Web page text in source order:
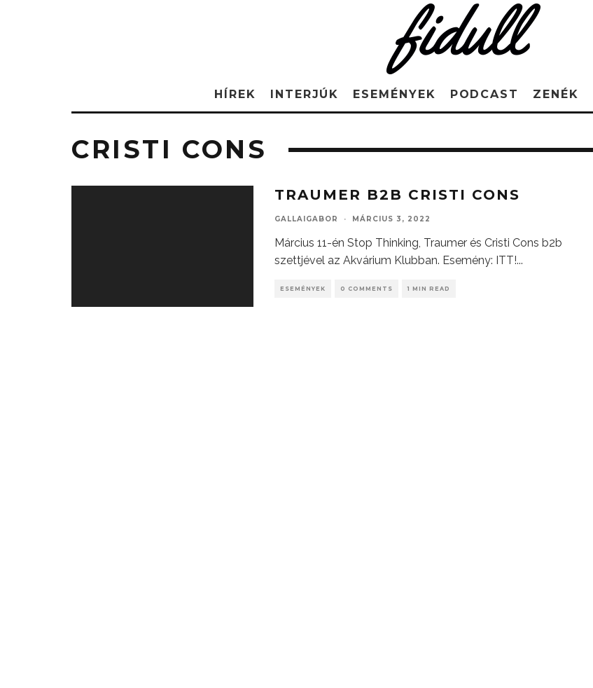
HÍREK INTERJÚK ESEMÉNYEK PODCAST ZENÉK
CRISTI CONS
TRAUMER B2B CRISTI CONS
GALLAIGABOR · MÁRCIUS 3, 2022
Március 11-én Stop Thinking, Traumer és Cristi Cons b2b
szettjével az Akvárium Klubban. Esemény: ITT!...
ESEMÉNYEK 0 COMMENTS 1 MIN READ